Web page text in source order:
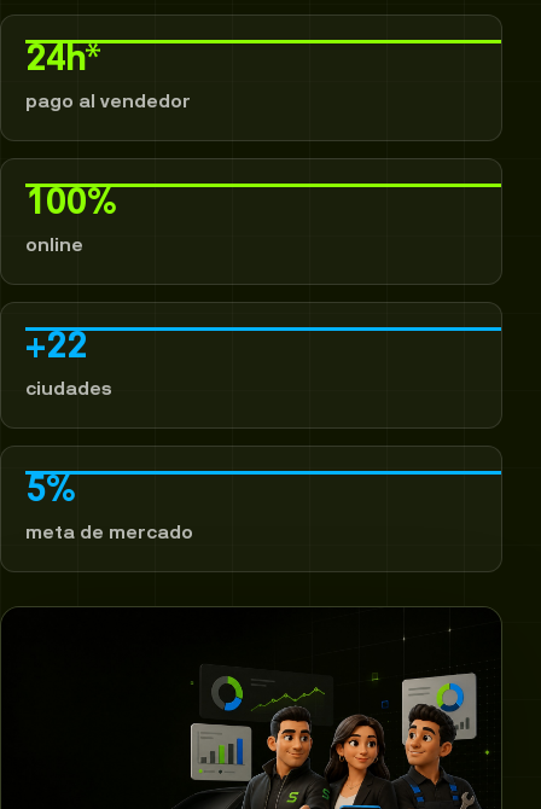
24h*
pago al vendedor
100%
online
+22
ciudades
5%
meta de mercado